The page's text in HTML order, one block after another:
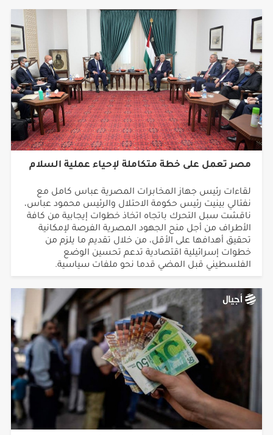
مصر تعمل على خطة متكاملة لإحياء عملية السلام
نفتالي بينيت رئيس حكومة الاحتلال والرئيس محمود عباس،
ناقشت سبل التحرك باتجاه اتخاذ خطوات إيجابية من كافة
الأطراف من أجل منح الجهود المصرية الفرصة لإمكانية
تحقيق أهدافها على الأقل، من خلال تقديم ما يلزم من
خطوات إسرائيلية اقتصادية تدعم تحسين الوضع
الفلسطيني قبل المضي قدما نحو ملفات سياسية.
مصدر مُطلع يُوضح لأجيال سبب تأخر صرف رواتب